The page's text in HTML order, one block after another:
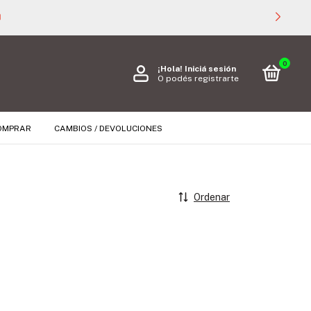
¡Hola! Iniciá sesión
O podés registrarte
0
CAMBIOS / DEVOLUCIONES
Ordenar